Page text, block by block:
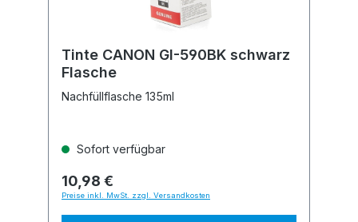
Tinte CANON GI-590BK schwarz
Flasche
Nachfüllflasche 135ml
Sofort verfügbar
10,98 €
Preise inkl. MwSt. zzgl. Versandkosten